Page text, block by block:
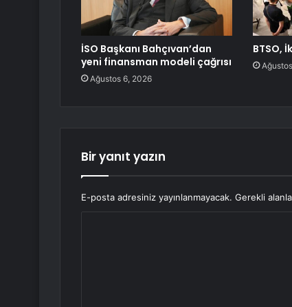
İSO Başkanı Bahçıvan’dan
yeni finansman modeli çağrısı
Ağustos 6, 2026
BTSO,
Bir yanıt yazın
E-posta adresiniz yayınlanmayacak. Gerekli